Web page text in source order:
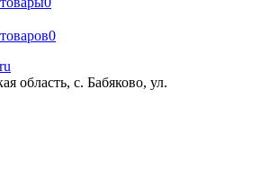
0
область, с. Бабяково, ул.